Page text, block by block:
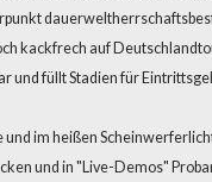
kackfrech auf
und füllt Stadien für
und im heißen
und in "Live-Demos"